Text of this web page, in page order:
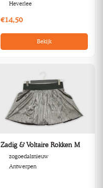
Heverlee
€14,50
Bekijk
Zadig & Voltaire Rokken M
zogoedalsnieuw
Antwerpen